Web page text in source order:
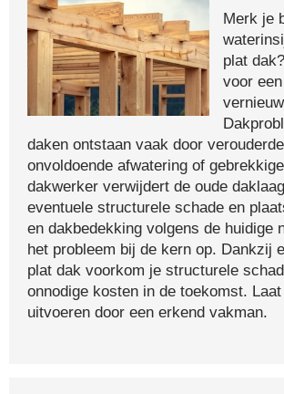
Merk je
plat
voor
daken ontstaan vaak door
onvoldoende afwatering of
dakwerker verwijdert de oude
eventuele structurele schade en
en dakbedekking volgens de huidige
het probleem bij de kern op. Dankzij
plat dak voorkom je structurele
onnodige kosten in de toekomst.
uitvoeren door een erkend vakman.